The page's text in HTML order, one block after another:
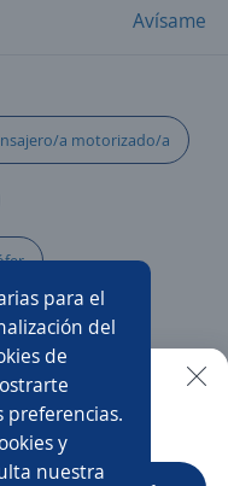
para el
del
de
y
nuestra
Avísame
a motorizado/a
de almacén y logística
en la app